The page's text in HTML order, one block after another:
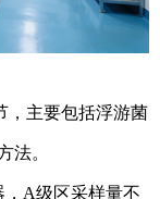
，主要包括浮游菌
法。
A级区采样量不